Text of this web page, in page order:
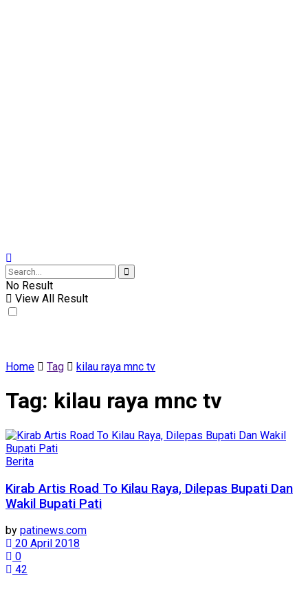
No Result
View All Result
Home Tag kilau raya mnc tv
Tag: kilau raya mnc tv
Berita
Kirab Artis Road To Kilau Raya, Dilepas Bupati Dan
Wakil Bupati Pati
by patinews.com
20 April 2018
0
42